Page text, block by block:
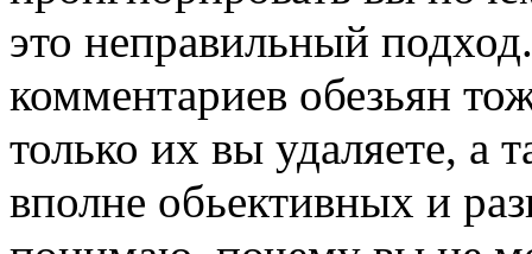
это неправильный
комментариев обезьян
только их вы удаляете, а
вполне обьективных и